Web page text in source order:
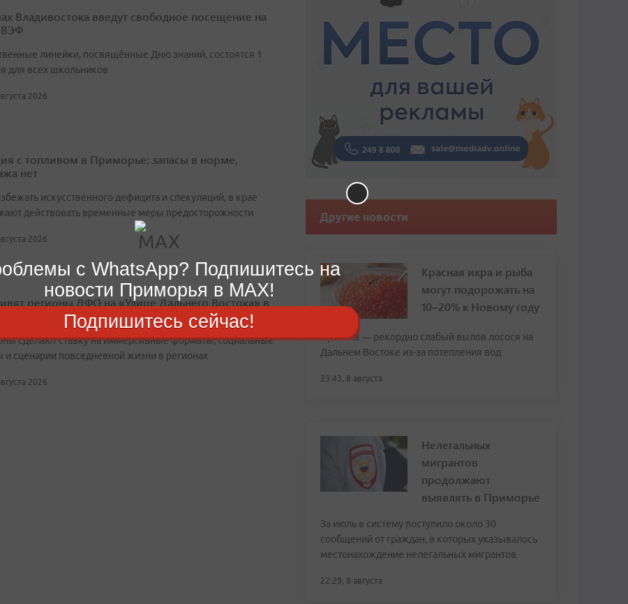
Владивостока введут свободное посещение на
линейки, посвящённые Дню знаний, состоятся 1
для всех школьников
2026
с топливом в Приморье: запасы в норме,
нет
искусственного дефицита и спекуляций, в крае
действовать временные меры предосторожности
2026
регионы ДФО на «Улице Дальнего Востока» в
сделают ставку на иммерсивные форматы, социальные
и сценарии повседневной жизни в регионах
2026
Другие новости
Красная икра и рыба
могут подорожать на
10–20% к Новому году
Причина — рекордно слабый вылов лосося на
Дальнем Востоке из-за потепления вод
23:43, 8 августа
Нелегальных
мигрантов
продолжают
выявлять в Приморье
За июль в систему поступило около 30
сообщений от граждан, в которых указывалось
местонахождение нелегальных мигрантов
22:29, 8 августа
с WhatsApp? Подпишитесь на
новости Приморья в MAX!
Подпишитесь сейчас!